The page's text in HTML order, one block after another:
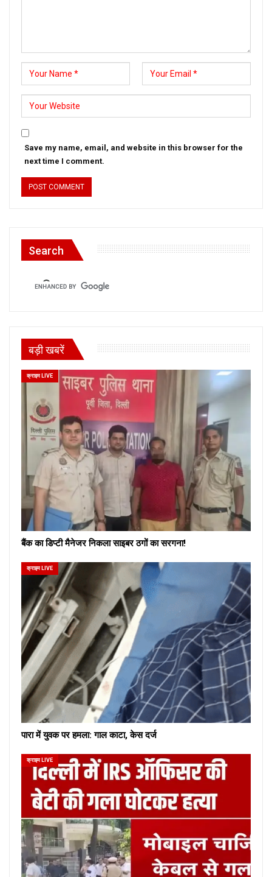
Save my name, email, and website in this browser for the
next time I comment.
Search
बड़ी खबरें
क्राइम LIVE
बैंक का डिप्टी मैनेजर निकला साइबर ठगों का सरगना!
क्राइम LIVE
पारा में युवक पर हमला: गाल काटा, केस दर्ज
क्राइम LIVE